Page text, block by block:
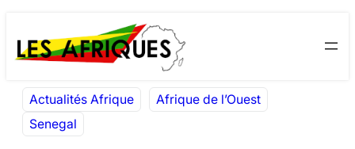
au
contenu
to
content
Actualités Afrique
Afrique de l’Ouest
Senegal